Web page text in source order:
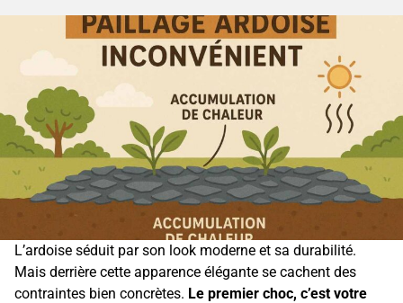
L’ardoise séduit par son look moderne et sa durabilité.
Mais derrière cette apparence élégante se cachent des
contraintes bien concrètes. Le premier choc, c’est votre